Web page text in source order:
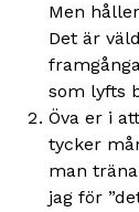
Men
Det är
som lyfts
Öva er i
tycker
man
jag för